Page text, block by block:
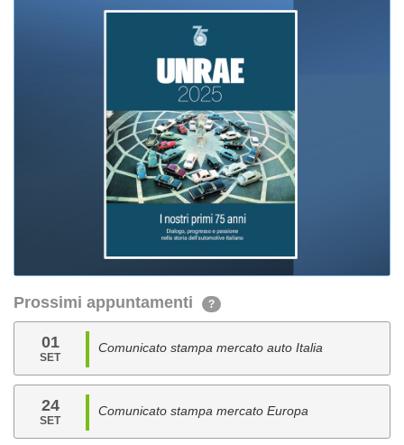
Prossimi appuntamenti ?
01
SET
Comunicato stampa mercato auto Italia
24
SET
Comunicato stampa mercato Europa